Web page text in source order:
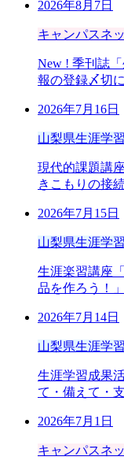
2026年8月7日
キャンパスネ
New ! 季刊誌
報の登録〆切
2026年7月16日
山梨県生涯学
現代的課題講
きこもりの接
2026年7月15日
山梨県生涯学
生涯楽習講座
品を作ろう！
2026年7月14日
山梨県生涯学
生涯学習成果
て・備えて・
2026年7月1日
キャンパスネ